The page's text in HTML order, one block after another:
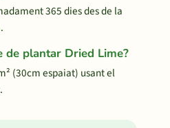
365 dies des de la
de plantar Dried Lime?
(30cm espaiat) usant el